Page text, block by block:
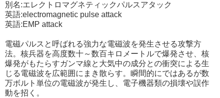
別名:エレクトロマグネティックパルスアタック
英語:electromagnetic pulse attack
英語:EMP attack
電磁パルスと呼ばれる強力な電磁波を発生させる攻撃方
法。核兵器を高度数十～数百キロメートルで爆発させ、核
爆発がもたらすガンマ線と大気中の成分との衝突による生
じる電磁波を広範囲にまき散らす。瞬間的にではあるが数
万ボルト単位の電磁波が発生し、電子機器類の損壊や誤作
動を招く。